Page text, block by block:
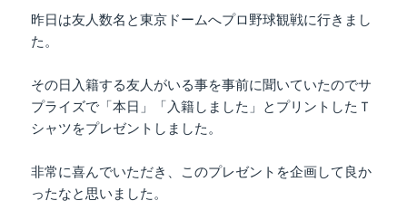
昨日は友人数名と東京ドームへプロ野球観戦に行きまし
た。
その日入籍する友人がいる事を事前に聞いていたのでサ
プライズで「本日」「入籍しました」とプリントしたＴ
シャツをプレゼントしました。
非常に喜んでいただき、このプレゼントを企画して良か
ったなと思いました。